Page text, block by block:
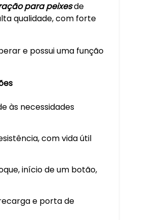
para peixesde
qualidade, com forte
e possui uma função
às necessidades
com vida útil
início de um botão,
e porta de